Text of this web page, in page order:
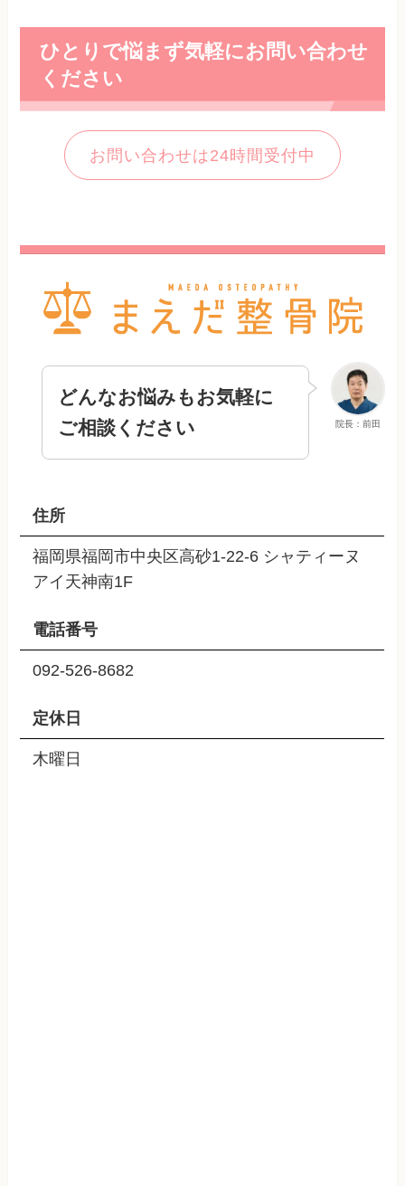
ひとりで悩まず気軽にお問い合わせ
ください
お問い合わせは24時間受付中
院長：前田
どんなお悩みもお気軽に
ご相談ください
住所
福岡県福岡市中央区高砂1-22-6 シャティーヌ
アイ天神南1F
電話番号
092-526-8682
定休日
木曜日